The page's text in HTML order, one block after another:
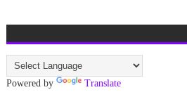
Powered by Translate